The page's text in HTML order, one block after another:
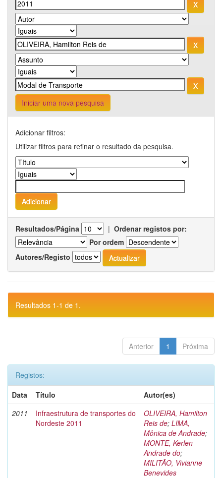
Iniciar uma nova pesquisa
Adicionar filtros:
Utilizar filtros para refinar o resultado da pesquisa.
Resultados/Página | Ordenar registos por:
Por ordem
Autores/Registo
Resultados 1-1 de 1.
Anterior 1 Próxima
Registos:
Data
Título
Autor(es)
2011
Infraestrutura de transportes do
Nordeste 2011
OLIVEIRA, Hamilton
Reis de; LIMA,
Mônica de Andrade;
MONTE, Kerlen
Andrade do;
MILITÃO, Vivianne
Benevides